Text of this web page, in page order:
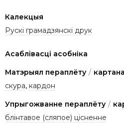
Калекцыя
Рускі грамадзянскі друк
Асаблівасці асобніка
Матэрыял пераплёту /
скура, кардон
Упрыгожванне пераплёту /
блінтавое (сляпое) цісненне